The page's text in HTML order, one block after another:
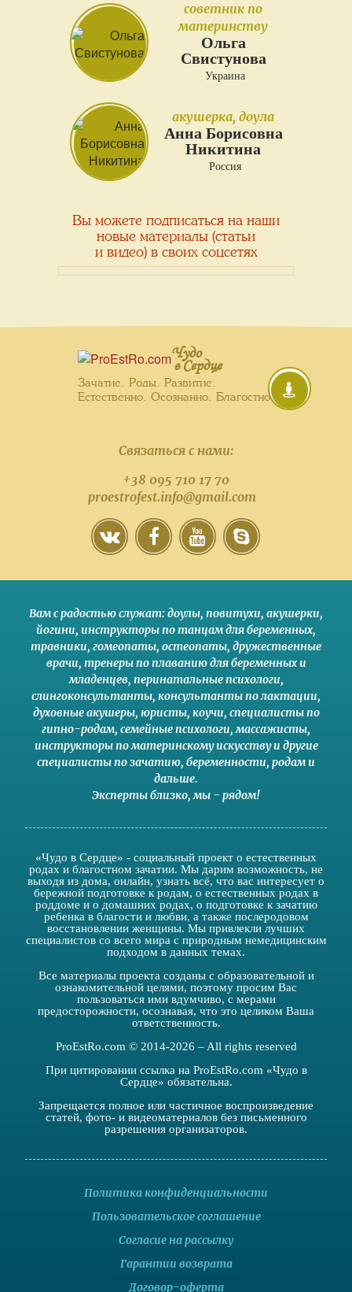
советник по
материнству
Ольга
Свистунова
Украина
акушерка, доула
Анна Борисовна
Никитина
Россия
Вы можете подписаться на наши
новые материалы (статьи
и видео) в своих соцсетях
Чудо
в Сердце
Зачатие. Роды. Развитие.
Естественно. Осознанно. Благостно.
Связаться с нами:
+38 095 710 17 70
proestrofest.info@gmail.com
Вам с радостью служат:доулы, повитухи, акушерки,
йогини, инструкторы по танцам для беременных,
травники, гомеопаты, остеопаты, дружественные
врачи, тренеры по плаванию для беременных и
младенцев, перинатальные психологи,
слингоконсультанты, консультанты по лактации,
духовные акушеры, юристы, коучи, специалисты по
гипно-родам, семейные психологи,массажисты,
инструкторы по материнскому искусствуи другие
специалисты по зачатию, беременности, родами
дальше.
Эксперты близко,мы - рядом!
«Чудо в Сердце» - социальный проект о естественных
родах и благостном зачатии. Мы дарим возможность, не
выходя из дома, онлайн, узнать всё, что вас интересует о
бережной подготовке к родам, о естественных родах в
роддоме и о домашних родах, о подготовке к зачатию
ребенка в благости и любви, а также послеродовом
восстановлении женщины. Мы привлекли лучших
специалистов со всего мира с природным немедицинским
подходом в данных темах.
Все материалы проекта созданы с образовательной и
ознакомительной целями, поэтому просим Вас
пользоваться ими вдумчиво, с мерами
предосторожности, осознавая, что это целиком Ваша
ответственность.
ProEstRo.com © 2014-2026 – All rights reserved
При цитировании ссылка на ProEstRo.com «Чудо в
Сердце» обязательна.
Запрещается полное или частичное воспроизведение
статей, фото- и видеоматериалов без письменного
разрешения организаторов.
Политика конфиденциальности
Пользовательское соглашение
Согласие на рассылку
Гарантии возврата
Договор-оферта